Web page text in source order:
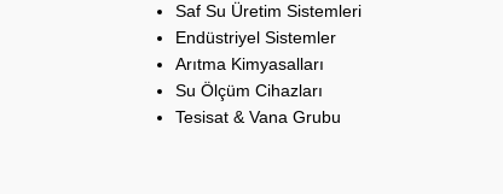
Saf Su Üretim Sistemleri
Endüstriyel Sistemler
Arıtma Kimyasalları
Su Ölçüm Cihazları
Tesisat & Vana Grubu